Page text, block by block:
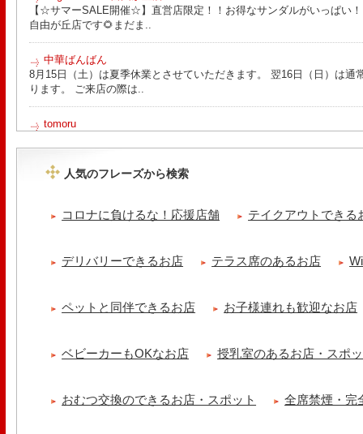
【☆サマーSALE開催☆】直営店限定！！お得なサンダルがいっぱい
自由が丘店です🌻まだま..
中華ばんばん
8月15日（土）は夏季休業とさせていただきます。 翌16日（日）は通
ります。 ご来店の際は..
tomoru
煮込みました ニースの郷..
【 よもぎ蒸しやリラクゼーション専門の顧問契約 】 冷え性改善協会
人気のフレーズから検索
コロナに負けるな！応援店舗 テイクアウトできる
デリバリーできるお店 テラス席のあるお店
ペットと同伴できるお店 お子様連れも歓迎なお店
ベビーカーもOKなお店 授乳室のあるお店・スポ
おむつ交換のできるお店・スポット 全席禁煙・完